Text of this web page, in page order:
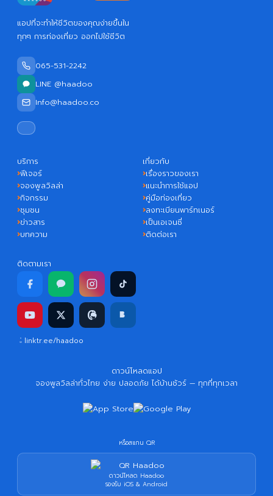
แอปที่จะทำให้ชีวิตของคุณง่ายขึ้นใน
ทุกๆ การท่องเที่ยว ออกไปใช้ชีวิต
065-531-2242
LINE @haadoo
Info@haadoo.co
บริการ
ฟีเจอร์
จองพูลวิลล่า
กิจกรรม
ชุมชน
ข่าวสาร
บทความ
เกี่ยวกับ
เรื่องราวของเรา
แนะนำการใช้แอป
คู่มือท่องเที่ยว
ลงทะเบียนพาร์ทเนอร์
เป็นเอเจนซี่
ติดต่อเรา
ติดตามเรา
linktr.ee/haadoo
ดาวน์โหลดแอป
จองพูลวิลล่าทั่วไทย ง่าย ปลอดภัย ได้บ้านชัวร์ — ทุกที่ทุกเวลา
หรือสแกน QR
ดาวน์โหลด Haadoo
รองรับ iOS & Android